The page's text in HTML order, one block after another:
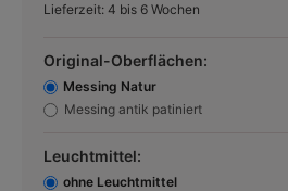
Lieferzeit: 4 bis 6 Wochen
Original-Oberflächen:
Messing Natur
Messing antik patiniert
Leuchtmittel:
ohne Leuchtmittel